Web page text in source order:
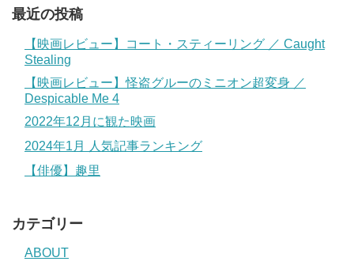
最近の投稿
【映画レビュー】コート・スティーリング ／ Caught
Stealing
【映画レビュー】怪盗グルーのミニオン超変身 ／
Despicable Me 4
2022年12月に観た映画
2024年1月 人気記事ランキング
【俳優】趣里
カテゴリー
ABOUT